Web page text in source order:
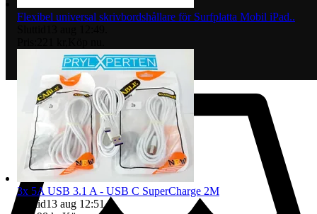
Flexibel universal skrivbordshållare för Surfplatta Mobil iPad..
3x 5A USB 3.1 A - USB C SuperCharge 2M
Sluttid13 aug 12:51.